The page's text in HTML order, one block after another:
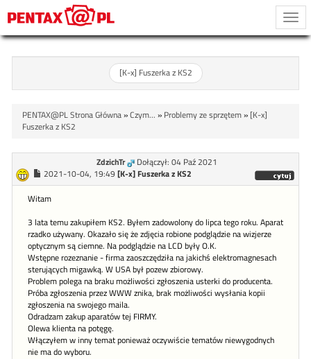
[K-x] Fuszerka z KS2
PENTAX@PL Strona Główna»Czym... » Problemy ze sprzętem» [K-x]
Fuszerka z KS2
ZdzichTr
Dołączył: 04 Paź 2021
2021-10-04, 19:49 [K-x] Fuszerka z KS2
Witam
3 lata temu zakupiłem KS2. Byłem zadowolony do lipca tego roku. Aparat
rzadko używany. Okazało się że zdjęcia robione podglądzie na wizjerze
optycznym są ciemne. Na podglądzie na LCD były O.K.
Wstępne rozeznanie - firma zaoszczędziła na jakichś elektromagnesach
sterujących migawką. W USA był pozew zbiorowy.
Problem polega na braku możliwości zgłoszenia usterki do producenta.
Próba zgłoszenia przez WWW znika, brak możliwości wysłania kopii
zgłoszenia na swojego maila.
Odradzam zakup aparatów tej FIRMY.
Olewa klienta na potęgę.
Włączyłem w inny temat ponieważ oczywiście tematów niewygodnych
nie ma do wyboru.